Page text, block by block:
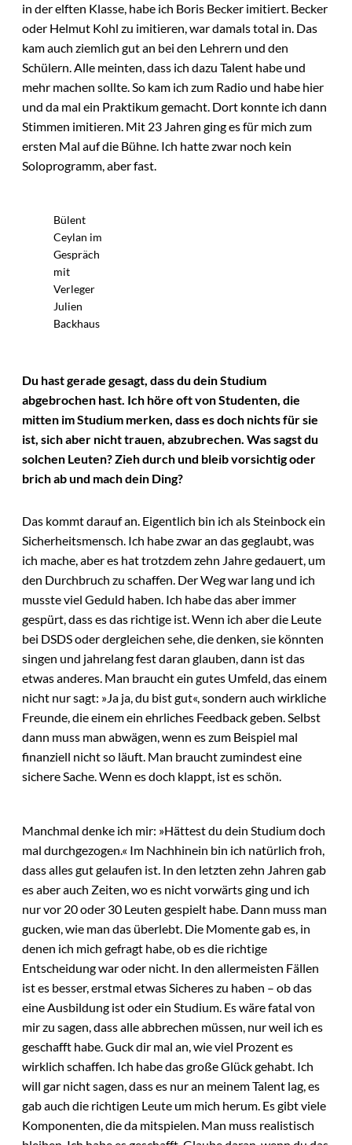
in der elften Klasse, habe ich Boris Becker imitiert. Becker
oder Helmut Kohl zu imitieren, war damals total in. Das
kam auch ziemlich gut an bei den Lehrern und den
Schülern. Alle meinten, dass ich dazu Talent habe und
mehr machen sollte. So kam ich zum Radio und habe hier
und da mal ein Praktikum gemacht. Dort konnte ich dann
Stimmen imitieren. Mit 23 Jahren ging es für mich zum
ersten Mal auf die Bühne. Ich hatte zwar noch kein
Soloprogramm, aber fast.
Bülent
Ceylan im
Gespräch
mit
Verleger
Julien
Backhaus
Du hast gerade gesagt, dass du dein Studium
abgebrochen hast. Ich höre oft von Studenten, die
mitten im Studium merken, dass es doch nichts für sie
ist, sich aber nicht trauen, abzubrechen. Was sagst du
solchen Leuten? Zieh durch und bleib vorsichtig oder
brich ab und mach dein Ding?
Das kommt darauf an. Eigentlich bin ich als Steinbock ein
Sicherheitsmensch. Ich habe zwar an das geglaubt, was
ich mache, aber es hat trotzdem zehn Jahre gedauert, um
den Durchbruch zu schaffen. Der Weg war lang und ich
musste viel Geduld haben. Ich habe das aber immer
gespürt, dass es das richtige ist. Wenn ich aber die Leute
bei DSDS oder dergleichen sehe, die denken, sie könnten
singen und jahrelang fest daran glauben, dann ist das
etwas anderes. Man braucht ein gutes Umfeld, das einem
nicht nur sagt: »Ja ja, du bist gut«, sondern auch wirkliche
Freunde, die einem ein ehrliches Feedback geben. Selbst
dann muss man abwägen, wenn es zum Beispiel mal
finanziell nicht so läuft. Man braucht zumindest eine
sichere Sache. Wenn es doch klappt, ist es schön.
Manchmal denke ich mir: »Hättest du dein Studium doch
mal durchgezogen.« Im Nachhinein bin ich natürlich froh,
dass alles gut gelaufen ist. In den letzten zehn Jahren gab
es aber auch Zeiten, wo es nicht vorwärts ging und ich
nur vor 20 oder 30 Leuten gespielt habe. Dann muss man
gucken, wie man das überlebt. Die Momente gab es, in
denen ich mich gefragt habe, ob es die richtige
Entscheidung war oder nicht. In den allermeisten Fällen
ist es besser, erstmal etwas Sicheres zu haben – ob das
eine Ausbildung ist oder ein Studium. Es wäre fatal von
mir zu sagen, dass alle abbrechen müssen, nur weil ich es
geschafft habe. Guck dir mal an, wie viel Prozent es
wirklich schaffen. Ich habe das große Glück gehabt. Ich
will gar nicht sagen, dass es nur an meinem Talent lag, es
gab auch die richtigen Leute um mich herum. Es gibt viele
Komponenten, die da mitspielen. Man muss realistisch